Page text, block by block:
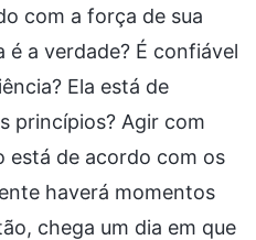
com a força de sua
é a verdade? É confiável
Ela está de
princípios? Agir com
está de acordo com os
haverá momentos
chega um dia em que